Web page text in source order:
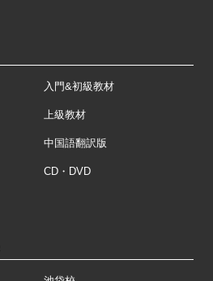
入門&初級教材
上級教材
中国語翻訳版
CD・DVD